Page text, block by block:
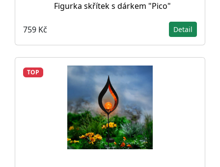
Figurka skřítek s dárkem "Pico"
759 Kč Detail
TOP